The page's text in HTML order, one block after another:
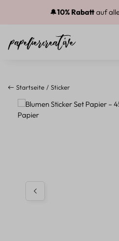
Zum Hauptinhalt springen
🔔10% Rabattauf
Startseite Sticker
Bildergalerie überspringen